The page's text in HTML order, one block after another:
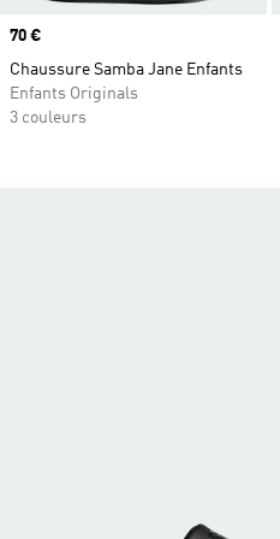
Prix
70 €
Chaussure Samba Jane Enfants
Enfants Originals
3 couleurs